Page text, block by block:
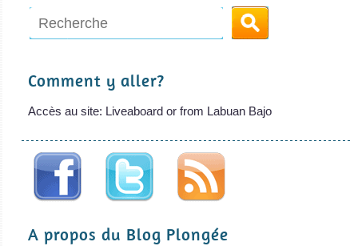
Black
Manta
vendu
Comment y aller?
Accès au site: Liveaboard or from Labuan Bajo
A propos du Blog Plongée